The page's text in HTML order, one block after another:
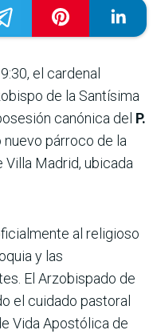
el cardenal
de la Santísima
canónica del P.
nuevo párroco de la
Villa Madrid, ubicada
al religioso
y las
El Arzobispado de
el cuidado pastoral
Vida Apostólica de